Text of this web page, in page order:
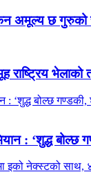
अमूल्य छ
भेलाको
: ‘शुद्ध